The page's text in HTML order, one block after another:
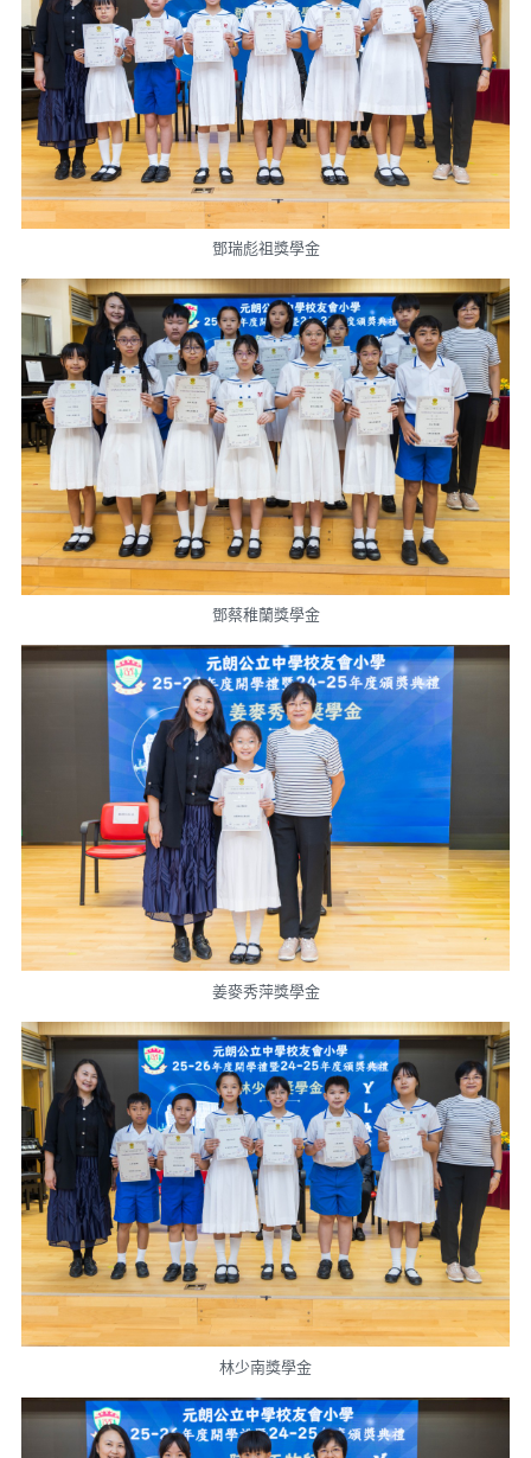
鄧瑞彪祖獎學金
鄧蔡稚蘭獎學金
姜麥秀萍獎學金
林少南獎學金